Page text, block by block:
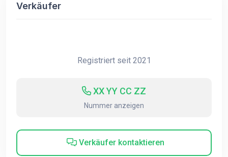
Verkäufer
Registriert seit 2021
XX YY CC ZZ
Nummer anzeigen
Verkäufer kontaktieren